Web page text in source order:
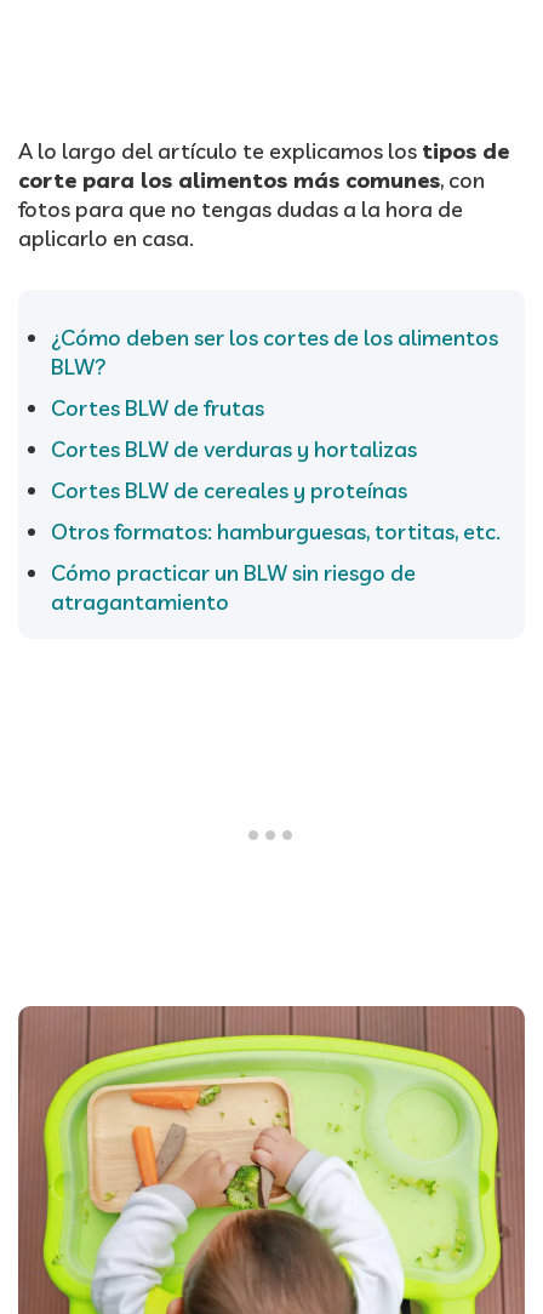
A lo largo del artículo te explicamos los tipos de
corte para los alimentos más comunes, con
fotos para que no tengas dudas a la hora de
aplicarlo en casa.
¿Cómo deben ser los cortes de los alimentos
BLW?
Cortes BLW de frutas
Cortes BLW de verduras y hortalizas
Cortes BLW de cereales y proteínas
Otros formatos: hamburguesas, tortitas, etc.
Cómo practicar un BLW sin riesgo de
atragantamiento